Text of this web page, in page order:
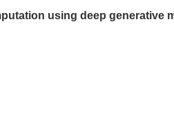
using deep generative